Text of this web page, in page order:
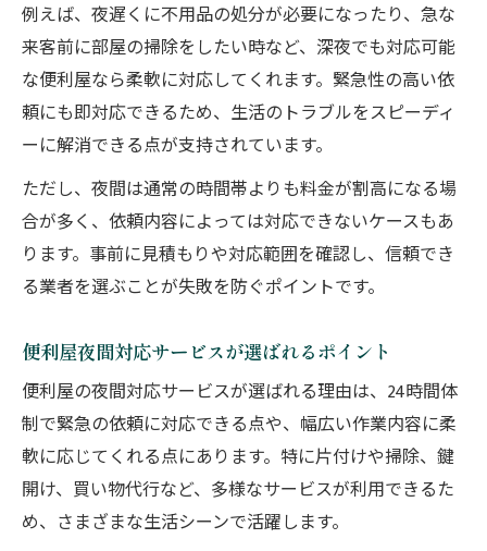
例えば、夜遅くに不用品の処分が必要になったり、急な
来客前に部屋の掃除をしたい時など、深夜でも対応可能
な便利屋なら柔軟に対応してくれます。緊急性の高い依
頼にも即対応できるため、生活のトラブルをスピーディ
ーに解消できる点が支持されています。
ただし、夜間は通常の時間帯よりも料金が割高になる場
合が多く、依頼内容によっては対応できないケースもあ
ります。事前に見積もりや対応範囲を確認し、信頼でき
る業者を選ぶことが失敗を防ぐポイントです。
便利屋夜間対応サービスが選ばれるポイント
便利屋の夜間対応サービスが選ばれる理由は、24時間体
制で緊急の依頼に対応できる点や、幅広い作業内容に柔
軟に応じてくれる点にあります。特に片付けや掃除、鍵
開け、買い物代行など、多様なサービスが利用できるた
め、さまざまな生活シーンで活躍します。